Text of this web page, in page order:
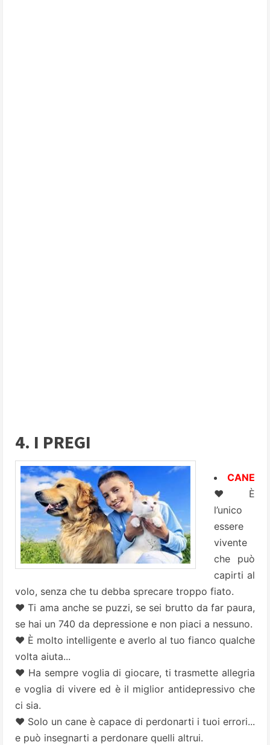
4. I PREGI
CANE
♥ È
l’unico
essere
vivente
che può
capirti al
volo, senza che tu debba sprecare troppo fiato.
♥ Ti ama anche se puzzi, se sei brutto da far paura,
se hai un 740 da depressione e non piaci a nessuno.
♥ È molto intelligente e averlo al tuo fianco qualche
volta aiuta...
♥ Ha sempre voglia di giocare, ti trasmette allegria
e voglia di vivere ed è il miglior antidepressivo che
ci sia.
♥ Solo un cane è capace di perdonarti i tuoi errori...
e può insegnarti a perdonare quelli altrui.